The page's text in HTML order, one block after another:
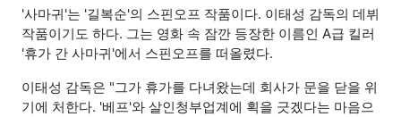
'사마귀'는 '길복순'의 스핀오프 작품이다. 이태성 감독의 데뷔
작품이기도 하다. 그는 영화 속 잠깐 등장한 이름인 A급 킬러
'휴가 간 사마귀'에서 스핀오프를 떠올렸다.
이태성 감독은 "그가 휴가를 다녀왔는데 회사가 문을 닫을 위
기에 처한다. '베프'와 살인청부업계에 획을 긋겠다는 마음으